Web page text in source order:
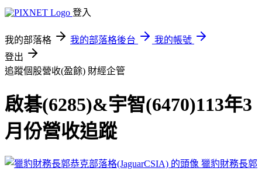
登入
我的部落格 我的部落格後台
我的帳號
登出
追蹤個股營收(盈餘) 財經企管
啟碁(6285)&宇智(6470)113年3
月份營收追蹤
獵豹財務長郭